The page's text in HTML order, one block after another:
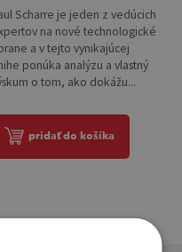
Scharre je jeden z vedúcich
na nové technologické
a v tejto vynikajúcej
ponúka analýzu a vlastný
o tom, ako dokážu...
pridať do košíka